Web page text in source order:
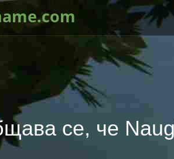
се, че